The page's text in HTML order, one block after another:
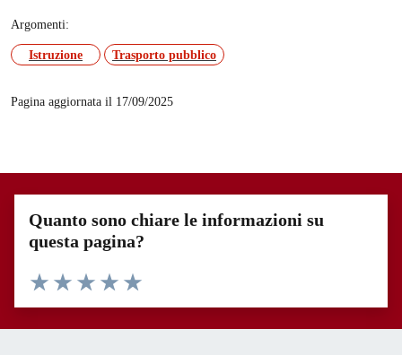
Argomenti:
Istruzione Trasporto pubblico
Pagina aggiornata il 17/09/2025
Quanto sono chiare le informazioni su
questa pagina?